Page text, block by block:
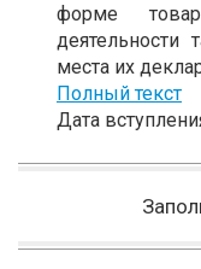
форме
деятельности
места их
Полный текст
Дата